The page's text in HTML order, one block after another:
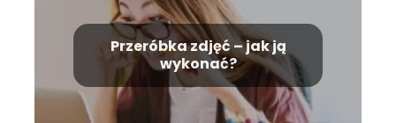
Przeróbka zdjęć – jak ją
wykonać?